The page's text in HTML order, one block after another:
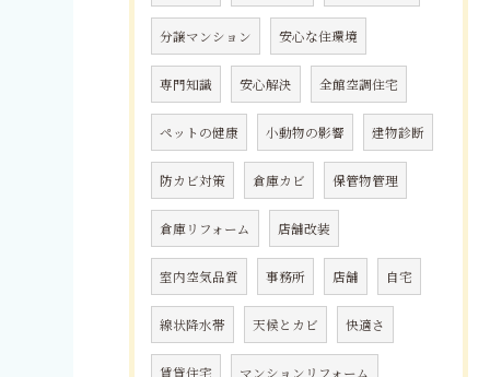
分譲マンション 安心な住環境
専門知識 安心解決 全館空調住宅
ペットの健康 小動物の影響 建物診断
防カビ対策 倉庫カビ 保管物管理
倉庫リフォーム 店舗改装
室内空気品質 事務所 店舗 自宅
線状降水帯 天候とカビ 快適さ
賃貸住宅 マンションリフォーム